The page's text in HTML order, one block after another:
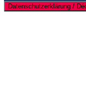
Datenschutzerklärung /